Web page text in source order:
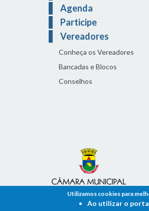
Agenda
Participe
Vereadores
Conheça os Vereadores
Bancadas e Blocos
Conselhos
Utilizamos cookies para
Ao utilizar o